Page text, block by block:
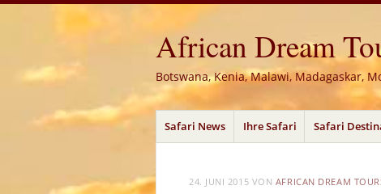
African Dream
Botswana, Kenia, Malawi, Madagaskar,
Menü
Zum
Inhalt
Safari News Ihre Safari Safari
24. JUNI 2015 VON AFRICAN DREAM